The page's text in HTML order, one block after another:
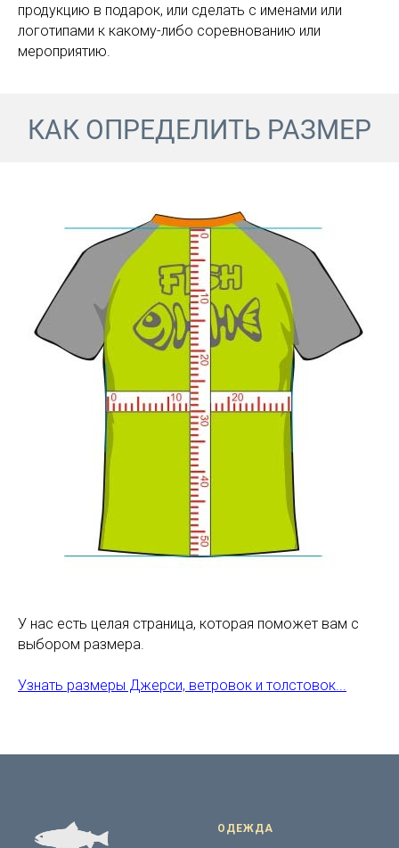
продукцию в подарок, или сделать с именами или
логотипами к какому-либо соревнованию или
мероприятию.
КАК ОПРЕДЕЛИТЬ РАЗМЕР
У нас есть целая страница, которая поможет вам с
выбором размера.
Узнать размеры Джерси, ветровок и толстовок...
ОДЕЖДА